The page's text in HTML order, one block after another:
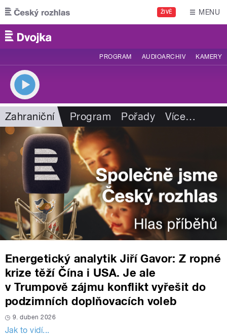
Přejít k hlavnímu obsahu
ŽIVĚ MENU
PROGRAM AUDIOARCHIV KAMERY
Zahraniční Program Pořady Více…
Energetický analytik Jiří Gavor: Z ropné
krize těží Čína i USA. Je ale
v Trumpově zájmu konflikt vyřešit do
podzimních doplňovacích voleb
9. duben 2026
Jak to vidí...